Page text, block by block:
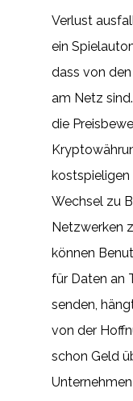
Verlust
ein
dass von
am Netz
die
Wechsel zu
Netzwerken
können
für Daten an
senden,
von der
schon Geld